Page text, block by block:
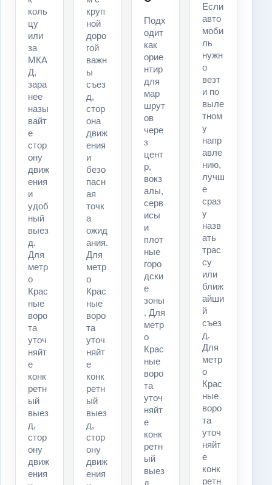
коль
цу
или
за
МКА
Д,
зара
нее
назы
вайт
е
стор
ону
движ
ения
и
удоб
ный
выез
д.
Для
метр
о
Крас
ные
воро
та
уточ
няйт
е
конк
ретн
ый
выез
д,
стор
ону
движ
ения
круп
ной
доро
гой
важн
ы
съез
д,
стор
она
движ
ения
и
безо
пасн
ая
точк
а
ожид
ания.
Для
метр
о
Крас
ные
воро
та
уточ
няйт
е
конк
ретн
ый
выез
д,
стор
ону
движ
ения
Подх
одит
как
орие
нтир
для
мар
шрут
ов
чере
з
цент
р,
вокз
алы,
серв
исы
и
плот
ные
горо
дски
е
зоны
. Для
метр
о
Крас
ные
воро
та
уточ
няйт
е
конк
ретн
ый
выез
д,
Если
авто
моби
ль
нужн
о
везт
и по
выле
тном
у
напр
авле
нию,
лучш
е
сраз
у
назв
ать
трас
су
или
ближ
айши
й
съез
д.
Для
метр
о
Крас
ные
воро
та
уточ
няйт
е
конк
ретн